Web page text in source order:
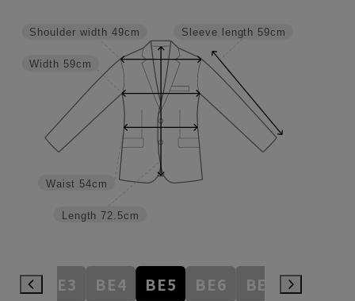
Sleeve length 59cm
Length 72.5cm
Waist 54cm
Width 59cm
Shoulder width 49cm
BE3 BE4 BE5 BE6 BE7 BE8